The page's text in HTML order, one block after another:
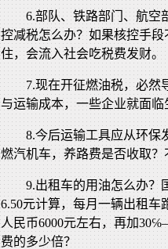
6.部队、铁路部门、航空
控减税怎么办？如果核控手
住，会流入社会吃税费发财。
7.现在开征燃油税，必然
与运输成本，一些企业就面临
8.今后运输工具应从环保
燃汽机车，养路费是否收取
9.出租车的用油怎么办？
6.50元计算，每月一辆出租车
人民币6000元左右，再加
费的多少倍？